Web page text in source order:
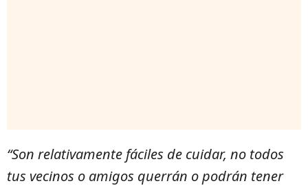
“Son relativamente fáciles de cuidar, no todos
tus vecinos o amigos querrán o podrán tener